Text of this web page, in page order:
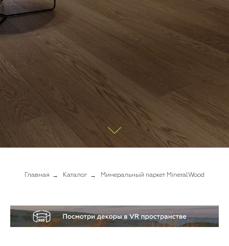
Главная → Каталог → Минеральный паркет MineralWood